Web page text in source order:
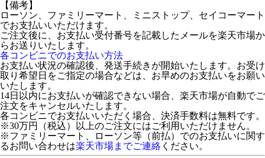
【備考】
ローソン、ファミリーマート、ミニストップ、セイコーマート
でお支払いいただけます。
ご注文後に、お支払い受付番号を記載したメールを楽天市場か
らお送りいたします。
各コンビニでのお支払い方法
お支払い状況の確認後、発送手続きが開始いたします。お受け
取り希望日をご指定の場合などは、お早めのお支払いをお願い
いたします。
14日以内にお支払いが確認できない場合、楽天市場が自動でご
注文をキャンセルいたします。
各コンビニでお支払いいただく場合、決済手数料は無料です。
※30万円（税込）以上のご注文にはご利用いただけません。
※ファミリーマート、ローソン等（前払）でのお支払いに関す
るお問い合わせは楽天市場までご連絡 ください。